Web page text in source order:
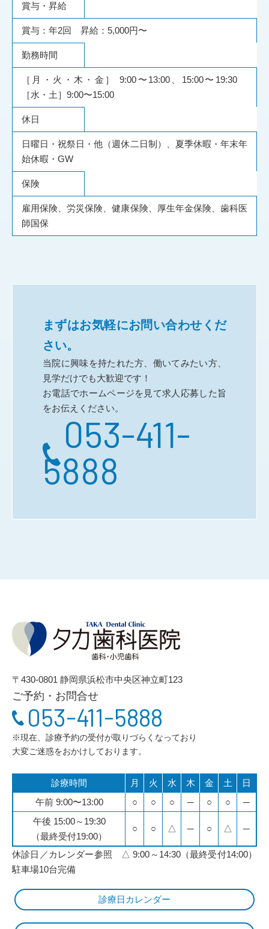
賞与・昇給
賞与：年2回 昇給：5,000円〜
勤務時間
［月・火・木・金］ 9:00〜13:00、15:00〜19:30
［水・土］9:00〜15:00
休日
日曜日・祝祭日・他（週休二日制）、夏季休暇・年末年
始休暇・GW
保険
雇用保険、労災保険、健康保険、厚生年金保険、歯科医
師国保
まずはお気軽にお問い合わせくだ
さい。
当院に興味を持たれた方、働いてみたい方、
見学だけでも大歓迎です！
お電話でホームページを見て求人応募した旨
をお伝えください。
053-411-
5888
〒430-0801 静岡県浜松市中央区神立町123
ご予約・お問合せ
053-411-5888
※現在、診療予約の受付が取りづらくなっており
大変ご迷惑をおかけしております。
診療時間 月 火 水 木 金 土
日
午前 9:00〜13:00
○ ○ ○ ─ ○ ○
─
午後 15:00～19:30
（最終受付19:00）
○ ○ △ ─ ○ △ ─
休診日／カレンダー参照 △ 9:00～14:30（最終受付14:00）
駐車場10台完備
診療日カレンダー